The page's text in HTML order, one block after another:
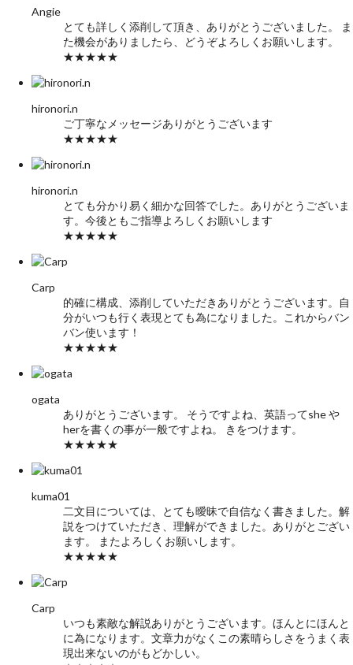
Angie
とても詳しく添削して頂き、ありがとうございました。 ま
た機会がありましたら、どうぞよろしくお願いします。
★★★★★
hironori.n
ご丁寧なメッセージありがとうございます
★★★★★
hironori.n
とても分かり易く細かな回答でした。ありがとうございま
す。今後ともご指導よろしくお願いします
★★★★★
Carp
的確に構成、添削していただきありがとうございます。自
分がいつも行く表現とても為になりました。これからバン
バン使います！
★★★★★
ogata
ありがとうございます。 そうですよね、英語ってshe や
herを書くの事が一般ですよね。 きをつけます。
★★★★★
kuma01
二文目については、とても曖昧で自信なく書きました。解
説をつけていただき、理解ができました。ありがとござい
ます。 またよろしくお願いします。
★★★★★
Carp
いつも素敵な解説ありがとうございます。ほんとにほんと
に為になります。文章力がなくこの素晴らしさをうまく表
現出来ないのがもどかしい。